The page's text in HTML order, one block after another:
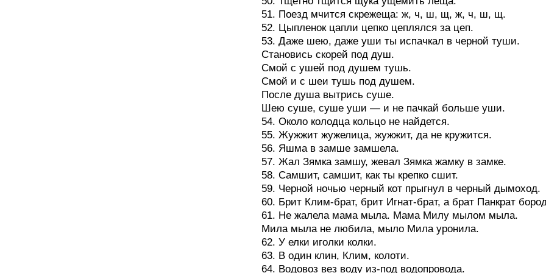
51. Поезд мчится скрежеща: ж, ч, ш, щ, ж, ч, ш, щ.
52. Цыпленок цапли цепко цеплялся за цеп.
53. Даже шею, даже уши ты испачкал в черной туши.
Становись скорей под душ.
Смой с ушей под душем тушь.
Смой и с шеи тушь под душем.
После душа вытрись суше.
Шею суше, суше уши — и не пачкай больше уши.
54. Около колодца кольцо не найдется.
55. Жужжит жужелица, жужжит, да не кружится.
56. Яшма в замше замшела.
57. Жал Зямка замшу, жевал Зямка жамку в замке.
58. Самшит, самшит, как ты крепко сшит.
59. Черной ночью черный кот прыгнул в черный дымоход.
60. Брит Клим-брат, брит Игнат-брат, а брат Панкрат
61. Не жалела мама мыла. Мама Милу мылом мыла.
Мила мыла не любила, мыло Мила уронила.
62. У елки иголки колки.
63. В один клин, Клим, колоти.
64. Водовоз вез воду из-под водопровода.